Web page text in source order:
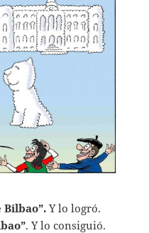
Bilbao”. Y lo logró.
. Y lo consiguió.